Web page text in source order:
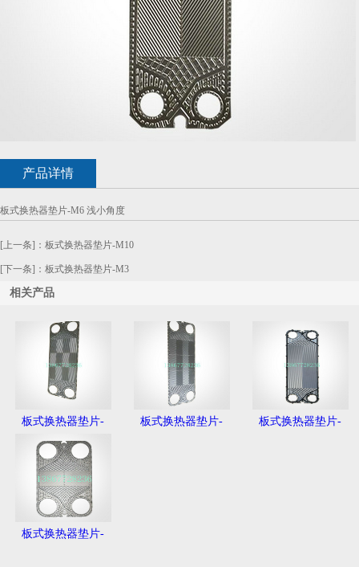
产品详情
板式换热器垫片-M6 浅小角度
[上一条]： 板式换热器垫片-M10
[下一条]： 板式换热器垫片-M3
相关产品
板式换热器垫片- 板式换热器垫片- 板式换热器垫片-
板式换热器垫片-